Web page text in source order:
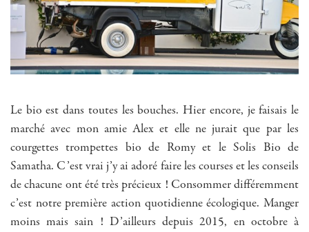
Le bio est dans toutes les bouches. Hier encore, je faisais le
marché avec mon amie Alex et elle ne jurait que par les
courgettes trompettes bio de Romy et le Solis Bio de
Samatha. C’est vrai j’y ai adoré faire les courses et les conseils
de chacune ont été très précieux ! Consommer différemment
c’est notre première action quotidienne écologique. Manger
moins mais sain ! D’ailleurs depuis 2015, en octobre à